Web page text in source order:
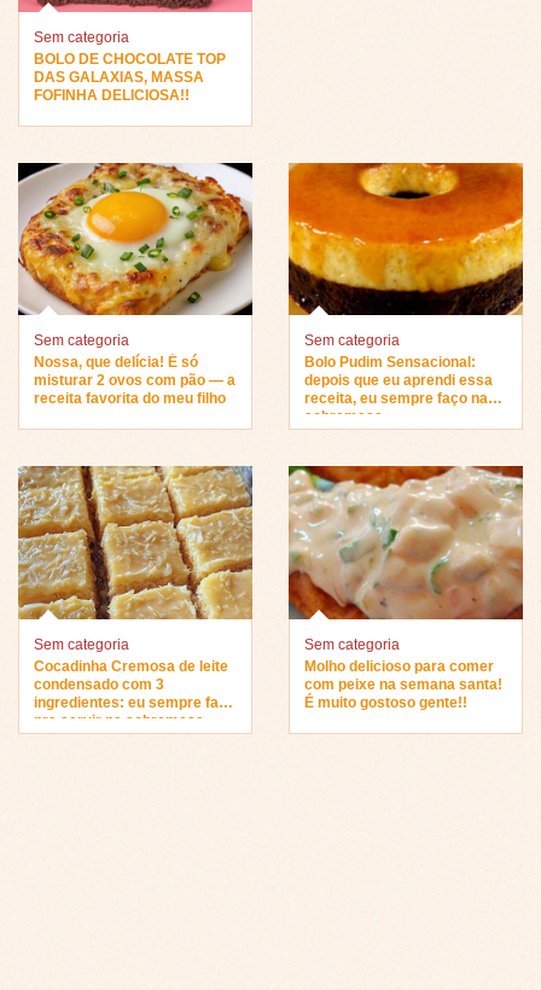
Sem categoria
BOLO DE CHOCOLATE TOP
DAS GALAXIAS, MASSA
FOFINHA DELICIOSA!!
Sem categoria
Nossa, que delícia! É só
misturar 2 ovos com pão — a
receita favorita do meu filho
Sem categoria
Bolo Pudim Sensacional:
depois que eu aprendi essa
receita, eu sempre faço na
sobremesa…
Sem categoria
Cocadinha Cremosa de leite
condensado com 3
ingredientes: eu sempre faço
pra servir na sobremesa…
Sem categoria
Molho delicioso para comer
com peixe na semana santa!
É muito gostoso gente!!